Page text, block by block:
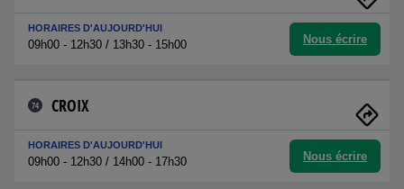
HORAIRES D'AUJOURD'HUI
09h00 - 12h30 / 13h30 - 15h00 Nous écrire
74 CROIX
HORAIRES D'AUJOURD'HUI
09h00 - 12h30 / 14h00 - 17h30 Nous écrire